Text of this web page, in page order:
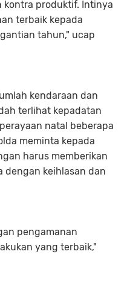
kontra produktif. Intinya
terbaik kepada
tahun," ucap
kendaraan dan
terlihat kepadatan
natal beberapa
meminta kepada
harus memberikan
dengan keihlasan dan
pengamanan
yang terbaik,"